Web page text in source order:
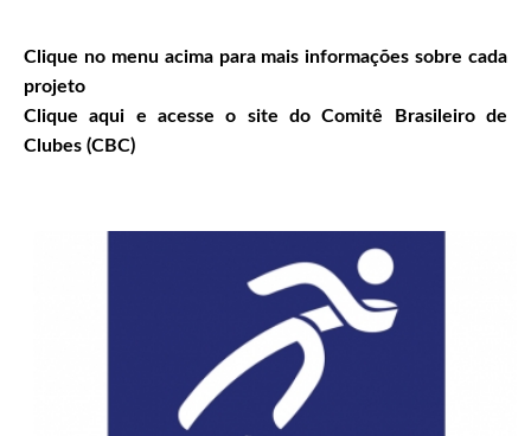
Clique no menu acima para mais informações sobre cada
projeto
Clique aqui e acesse o site do Comitê Brasileiro de
Clubes (CBC)